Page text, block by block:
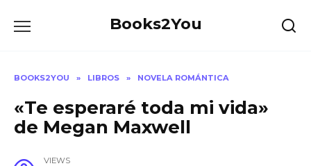
Books2You
BOOKS2YOU » LIBROS » NOVELA ROMÁNTICA
«Te esperaré toda mi vida»
de Megan Maxwell
VIEWS